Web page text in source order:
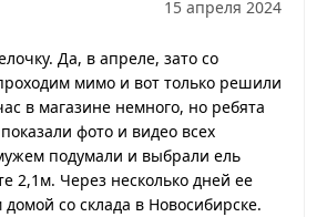
15 апреля 2024
Да, в апреле, зато со
мимо и вот только решили
в магазине немного, но ребята
фото и видео всех
подумали и выбрали ель
2,1м. Через несколько дней ее
со склада в Новосибирске.